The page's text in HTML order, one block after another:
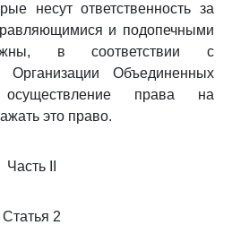
несут ответственность за
и подопечными
в соответствии с
Организации Объединенных
права на
это право.
Часть II
Статья 2